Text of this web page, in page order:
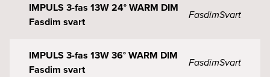
IMPULS 3-fas 13W 24° WARM DIM
Fasdim svart
FasdimSvart
IMPULS 3-fas 13W 36° WARM DIM
Fasdim svart
FasdimSvart